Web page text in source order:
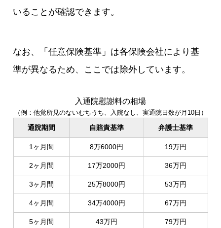
いることが確認できます。
なお、「任意保険基準」は各保険会社により基
準が異なるため、ここでは除外しています。
入通院慰謝料の相場
（例：他覚所見のないむちうち、入院なし、実通院日数が月10日）
通院期間 自賠責基準 弁護士基準
1ヶ月間 8万6000円 19万円
2ヶ月間 17万2000円 36万円
3ヶ月間 25万8000円 53万円
4ヶ月間 34万4000円 67万円
5ヶ月間 43万円 79万円